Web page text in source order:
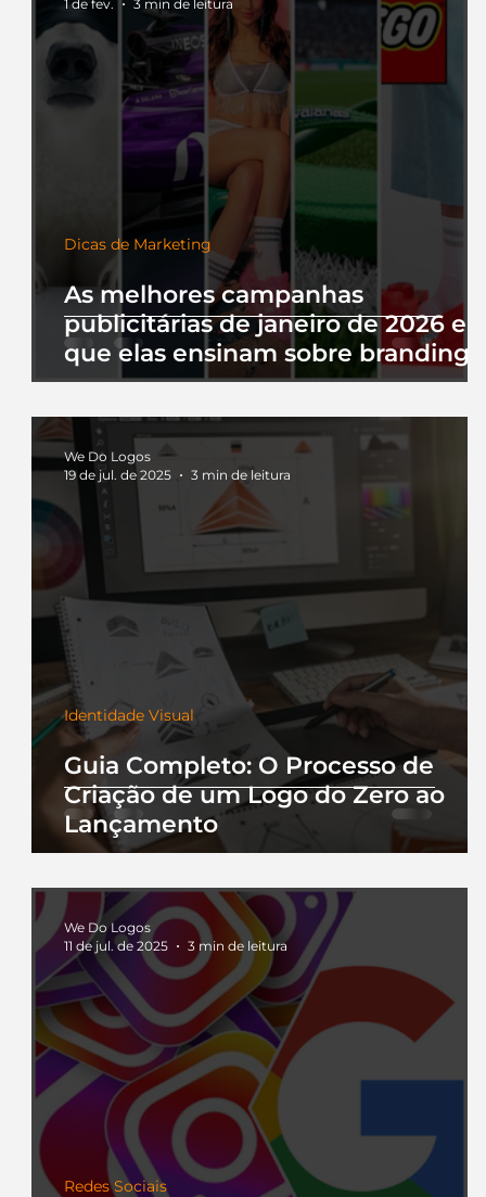
As melhores campanhas
publicitárias de janeiro de 2026 e
que elas ensinam sobre branding
Dicas de Marketing
1 de fev. 3 min de leitura
Guia Completo: O Processo de
Criação de um Logo do Zero ao
Lançamento
Identidade Visual
We Do Logos
19 de jul. de 2025
3 min de leitura
Redes Sociais
We Do Logos
11 de jul. de 2025
3 min de leitura